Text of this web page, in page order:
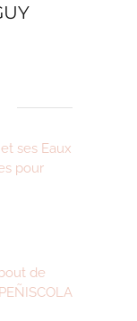
ses Eaux
pour
de